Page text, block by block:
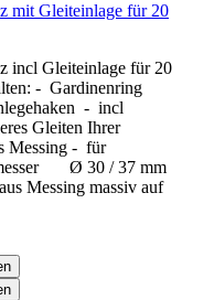
mit Gleiteinlage für 20
incl Gleiteinlage für 20
- Gardinenring
- incl
Gleiten Ihrer
Messing - für
Ø 30 / 37 mm
massiv auf